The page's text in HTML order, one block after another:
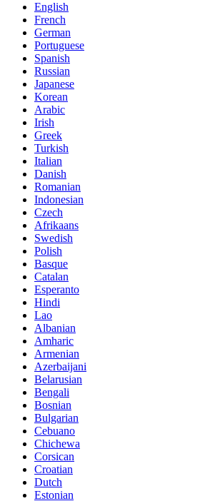
English
French
German
Portuguese
Spanish
Russian
Japanese
Korean
Arabic
Irish
Greek
Turkish
Italian
Danish
Romanian
Indonesian
Czech
Afrikaans
Swedish
Polish
Basque
Catalan
Esperanto
Hindi
Lao
Albanian
Amharic
Armenian
Azerbaijani
Belarusian
Bengali
Bosnian
Bulgarian
Cebuano
Chichewa
Corsican
Croatian
Dutch
Estonian